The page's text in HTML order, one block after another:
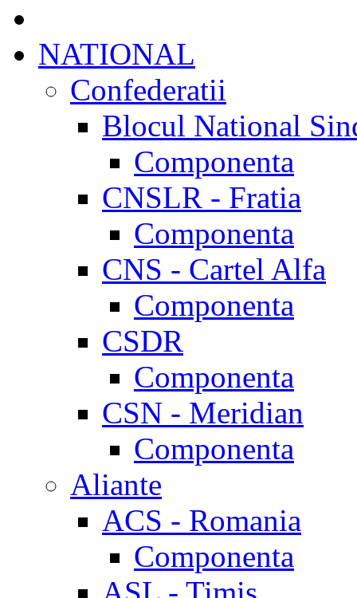
NATIONAL
Confederatii
Blocul National
Componenta
CNSLR - Fratia
Componenta
CNS - Cartel Alfa
Componenta
CSDR
Componenta
CSN - Meridian
Componenta
Aliante
ACS - Romania
Componenta